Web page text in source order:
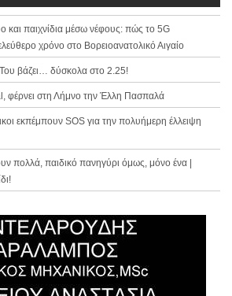
και παιχνίδια μέσω νέφους: πώς το 5G
χρόνο στο Βορειοανατολικό Αιγαίο
βάζει… δύσκολα στο 2.25!
φέρνει στη Λήμνο την Έλλη Πασπαλά
εκπέμπουν SOS για την πολυήμερη έλλειψη
πολλά, παιδικό πανηγύρι όμως, μόνο ένα |